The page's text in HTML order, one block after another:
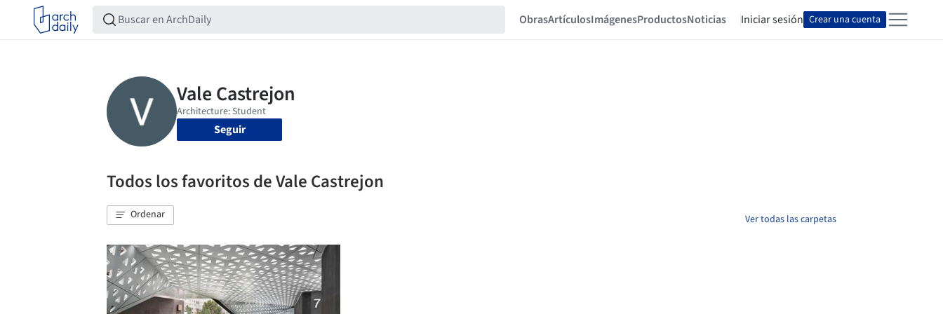
ObrasArtículosImágenesProductosNoticias Iniciar sesión Crear una cuenta
Seguir
Todos los favoritos de Vale Castrejon
Ordenar Ver todas las carpetas